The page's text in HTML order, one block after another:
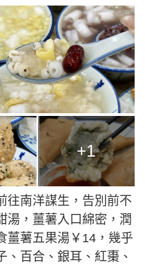
+1
往南洋謀生，告別前不
湯，薑薯入口綿密，潤
薑薯五果湯￥14，幾乎
、百合、銀耳、紅棗、